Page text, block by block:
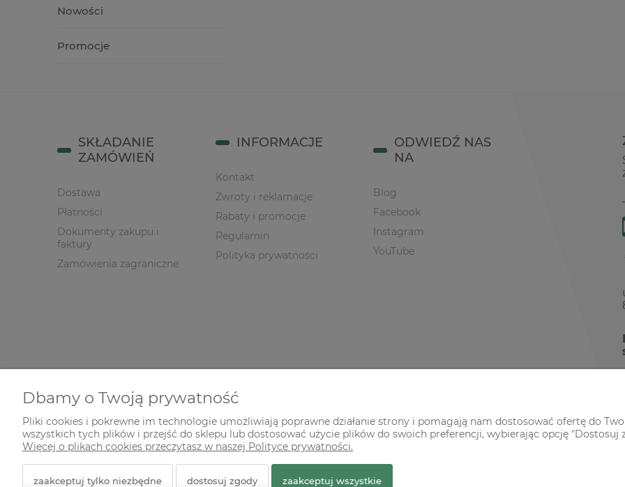
Nowości
Promocje
SKŁADANIE
ZAMÓWIEŃ
Dostawa
Płatności
Dokumenty zakupu i
faktury
Zamówienia zagraniczne
INFORMACJE
Kontakt
Zwroty i reklamacje
Rabaty i promocje
Regulamin
Polityka prywatności
ODWIEDŹ NAS
NA
Blog
Facebook
Instagram
YouTube
© 2026 zielonekoty.pl. Wszelkie prawa zastrzeżone.
Dbamy o Twoją prywatność
Pliki cookies i pokrewne im technologie umożliwiają poprawne działanie strony i pomagają nam dostosować ofertę do
wszystkich tych plików i przejść do sklepu lub dostosować użycie plików do swoich preferencji, wybierając opcję "Dostosuj
Więcej o plikach cookies przeczytasz w naszej Polityce prywatności.
zaakceptuj tylko niezbędne dostosuj zgody zaakceptuj wszystkie